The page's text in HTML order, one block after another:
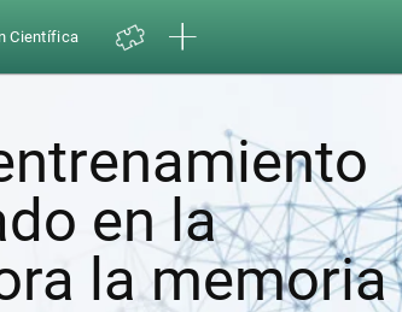
Científica
en la
la memoria